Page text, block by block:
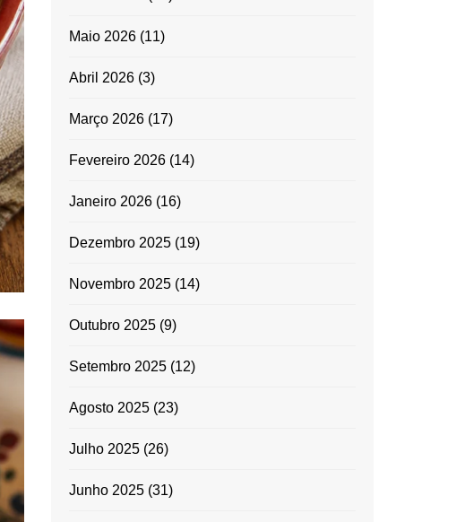
Maio 2026 (11)
Abril 2026 (3)
Março 2026 (17)
Fevereiro 2026 (14)
Janeiro 2026 (16)
Dezembro 2025 (19)
Novembro 2025 (14)
Outubro 2025 (9)
Setembro 2025 (12)
Agosto 2025 (23)
Julho 2025 (26)
Junho 2025 (31)